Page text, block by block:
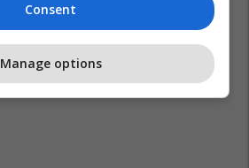
Consent
Manage options